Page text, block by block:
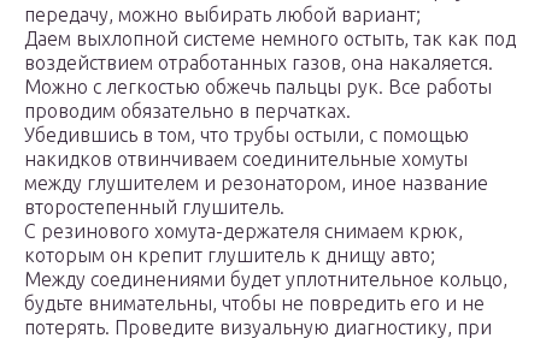
передачу, можно выбирать любой вариант;
Даем выхлопной системе немного остыть, так как под
воздействием отработанных газов, она накаляется.
Можно с легкостью обжечь пальцы рук. Все работы
проводим обязательно в перчатках.
Убедившись в том, что трубы остыли, с помощью
накидков отвинчиваем соединительные хомуты
между глушителем и резонатором, иное название
второстепенный глушитель.
С резинового хомута-держателя снимаем крюк,
которым он крепит глушитель к днищу авто;
Между соединениями будет уплотнительное кольцо,
будьте внимательны, чтобы не повредить его и не
потерять. Проведите визуальную диагностику, при